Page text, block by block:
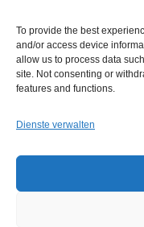
To provide the best
and/or access device
allow us to process data
site. Not consenting or
features and functions.
Dienste verwalten
Impressum +
Cookie-Policy